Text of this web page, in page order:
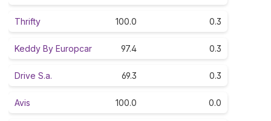
Thrifty 100.0 0.3
Keddy By Europcar 97.4 0.3
Drive S.a. 69.3 0.3
Avis 100.0 0.0